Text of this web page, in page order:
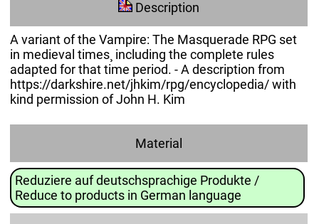
Description
A variant of the Vampire: The Masquerade RPG set
in medieval times¸ including the complete rules
adapted for that time period. - A description from
https://darkshire.net/jhkim/rpg/encyclopedia/ with
kind permission of John H. Kim
Material
Reduziere auf deutschsprachige Produkte /
Reduce to products in German language